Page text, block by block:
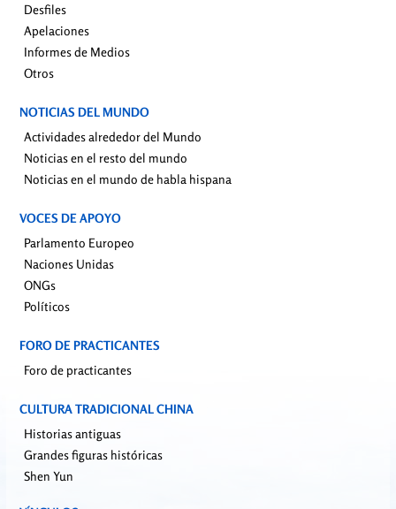
Desfiles
Apelaciones
Informes de Medios
Otros
NOTICIAS DEL MUNDO
Actividades alrededor del Mundo
Noticias en el resto del mundo
Noticias en el mundo de habla hispana
VOCES DE APOYO
Parlamento Europeo
Naciones Unidas
ONGs
Políticos
FORO DE PRACTICANTES
Foro de practicantes
CULTURA TRADICIONAL CHINA
Historias antiguas
Grandes figuras históricas
Shen Yun